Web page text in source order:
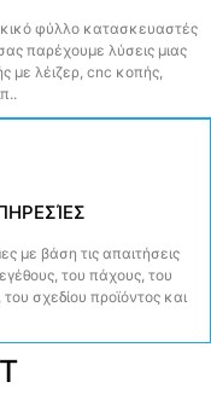
φύλλο κατασκευαστές
παρέχουμε λύσεις μιας
με λέιζερ, cnc κοπής,
με βάση τις απαιτήσεις
του πάχους, του
σχεδίου προϊόντος και